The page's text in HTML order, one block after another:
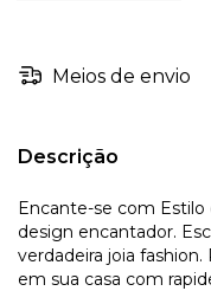
Meios de envio
Descrição
Encante-se com
design encantador.
verdadeira joia
em sua casa com